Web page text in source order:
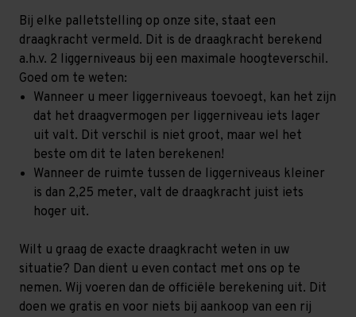
Bij elke palletstelling op onze site, staat een
draagkracht vermeld. Dit is de draagkracht berekend
a.h.v. 2 liggerniveaus bij een maximale hoogteverschil.
Goed om te weten:
Wanneer u meer liggerniveaus toevoegt, kan het zijn
dat het draagvermogen per liggerniveau iets lager
uit valt. Dit verschil is niet groot, maar wel het
beste om dit te laten berekenen!
Wanneer de ruimte tussen de liggerniveaus kleiner
is dan 2,25 meter, valt de draagkracht juist iets
hoger uit.
Wilt u graag de exacte draagkracht weten in uw
situatie? Dan dient u even contact met ons op te
nemen. Wij voeren dan de officiële berekening uit. Dit
doen we gratis en voor niets bij aankoop van een rij